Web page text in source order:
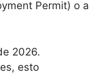
Permit) o a
2026.
esto